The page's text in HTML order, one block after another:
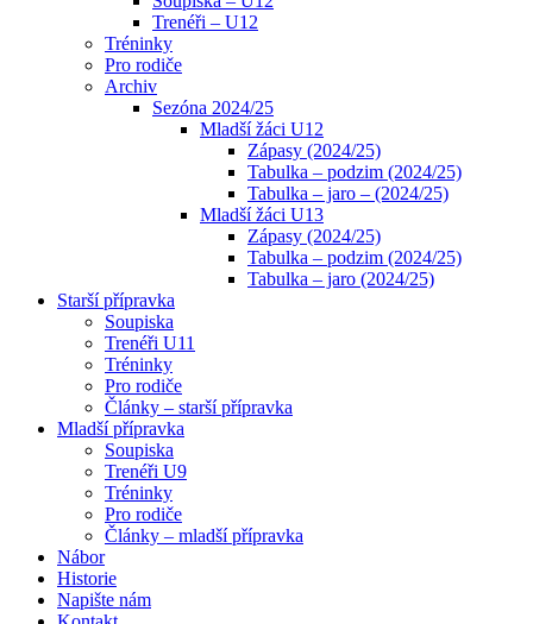
Trenéři – U12
Tréninky
Pro rodiče
Archiv
Sezóna 2024/25
Mladší žáci U12
Zápasy (2024/25)
Tabulka – podzim (2024/25)
Tabulka – jaro – (2024/25)
Mladší žáci U13
Zápasy (2024/25)
Tabulka – podzim (2024/25)
Tabulka – jaro (2024/25)
Starší přípravka
Soupiska
Trenéři U11
Tréninky
Pro rodiče
Články – starší přípravka
Mladší přípravka
Soupiska
Trenéři U9
Tréninky
Pro rodiče
Články – mladší přípravka
Nábor
Historie
Napište nám